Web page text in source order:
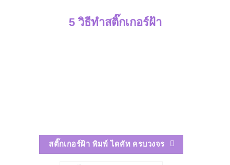
5 วิธีทำสติ๊กเกอร์ฝ้า
สติ๊กเกอร์ฝ้า พิมพ์ ไดคัท ครบวงจร